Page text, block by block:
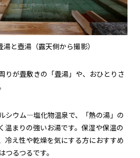
湯と壺湯（露天側から撮影）
りが畳敷きの「畳湯」や、おひとりさ
シウム―塩化物温泉で、「熱の湯」の
温まりの強いお湯です。保湿や保温の
冷え性や乾燥を気にする方におすすめ
つるつるです。